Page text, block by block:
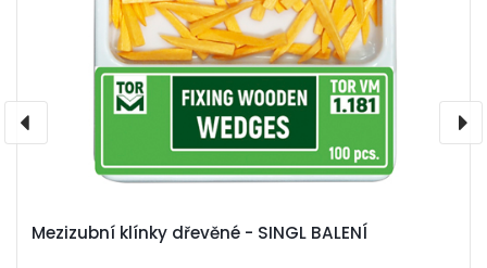
Mezizubní klínky dřevěné - SINGL BALENÍ